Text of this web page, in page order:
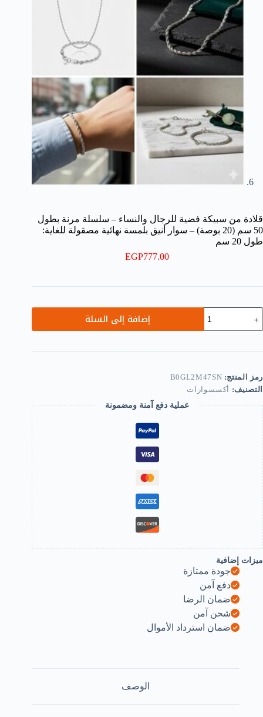
قلادة من سبيكة فضية للرجال والنساء – سلسلة مرنة بطول
50 سم (20 بوصة) – سوار أنيق بلمسة نهائية مصقولة للغاية:
طول 20 سم
EGP777.00
قلادة
من
فضية
والنساء
-
سلسلة
مرنة
بطول
50
سم
بوصة)
-
سوار
أنيق
بلمسة
نهائية
مصقولة
للغاية:
طول
سم
إضافة إلى السلة
رمز المنتج: B0GL2M47SN
التصنيف: أكسسوارات
عملية دفع آمنة ومضمونة
ميزات إضافية
جودة ممتازة
دفع آمن
ضمان الرضا
شحن آمن
ضمان استرداد الأموال
الوصف